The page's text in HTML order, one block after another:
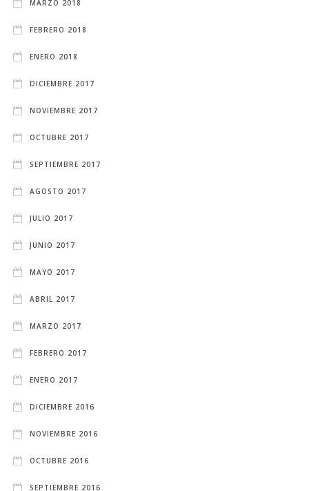
MARZO 2018
FEBRERO 2018
ENERO 2018
DICIEMBRE 2017
NOVIEMBRE 2017
OCTUBRE 2017
SEPTIEMBRE 2017
AGOSTO 2017
JULIO 2017
JUNIO 2017
MAYO 2017
ABRIL 2017
MARZO 2017
FEBRERO 2017
ENERO 2017
DICIEMBRE 2016
NOVIEMBRE 2016
OCTUBRE 2016
SEPTIEMBRE 2016